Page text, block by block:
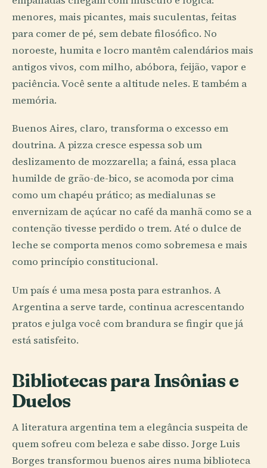
menores, mais picantes, mais suculentas, feitas
para comer de pé, sem debate filosófico. No
noroeste, humita e locro mantêm calendários mais
antigos vivos, com milho, abóbora, feijão, vapor e
paciência. Você sente a altitude neles. E também a
memória.
Buenos Aires, claro, transforma o excesso em
doutrina. A pizza cresce espessa sob um
deslizamento de mozzarella; a fainá, essa placa
humilde de grão-de-bico, se acomoda por cima
como um chapéu prático; as medialunas se
envernizam de açúcar no café da manhã como se a
contenção tivesse perdido o trem. Até o dulce de
leche se comporta menos como sobremesa e mais
como princípio constitucional.
Um país é uma mesa posta para estranhos. A
Argentina a serve tarde, continua acrescentando
pratos e julga você com brandura se fingir que já
está satisfeito.
Bibliotecas para Insônias e
Duelos
A literatura argentina tem a elegância suspeita de
quem sofreu com beleza e sabe disso. Jorge Luis
Borges transformou buenos aires numa biblioteca